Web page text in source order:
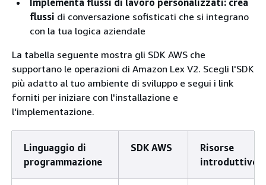
Implementa flussi di lavoro personalizzati: crea
flussi di conversazione sofisticati che si integrano
con la tua logica aziendale
La tabella seguente mostra gli SDK AWS che
supportano le operazioni di Amazon Lex V2. Scegli l'SDK
più adatto al tuo ambiente di sviluppo e segui i link
forniti per iniziare con l'installazione e
l'implementazione.
Linguaggio di
programmazione
SDK AWS
Risorse
introduttive